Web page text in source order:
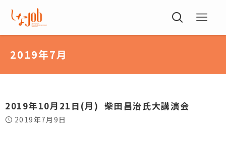
2019年7月
2019年10月21日(月) 柴田昌治氏大講演会
2019年7月9日